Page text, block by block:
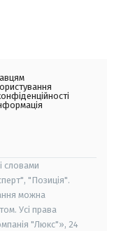
словами
"Позиція".
можна
Усі права
"Люкс"», 24